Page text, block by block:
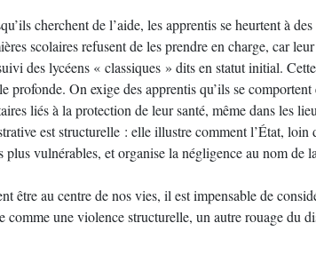
cherchent de l’aide, les apprentis se heurtent à
scolaires refusent de les prendre en charge, car
des lycéens « classiques » dits en statut initial.
On exige des apprentis qu’ils se comportent
liés à la protection de leur santé, même dans les
est structurelle : elle illustre comment l’État, loin
plus vulnérables, et organise la négligence au nom de
être au centre de nos vies, il est impensable de
comme une violence structurelle, un autre rouage du